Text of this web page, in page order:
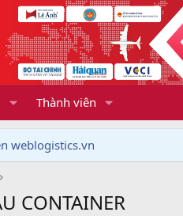
Thành viên
weblogistics.vn
CONTAINER